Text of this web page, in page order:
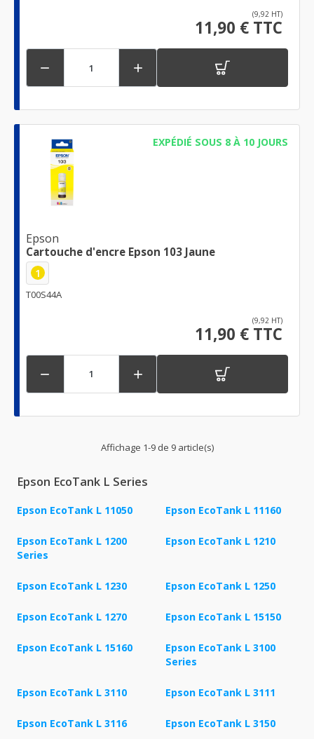
(9,92 HT)
11,90 € TTC
 
EXPÉDIÉ SOUS 8 À 10 JOURS
Epson
Cartouche d'encre Epson 103 Jaune
1
T00S44A
(9,92 HT)
11,90 € TTC
 
Affichage 1-9 de 9 article(s)
Epson EcoTank L Series
Epson EcoTank L 11050 Epson EcoTank L 11160
Epson EcoTank L 1200
Series
Epson EcoTank L 1210
Epson EcoTank L 1230 Epson EcoTank L 1250
Epson EcoTank L 1270 Epson EcoTank L 15150
Epson EcoTank L 15160
Epson EcoTank L 3100
Series
Epson EcoTank L 3110 Epson EcoTank L 3111
Epson EcoTank L 3116 Epson EcoTank L 3150